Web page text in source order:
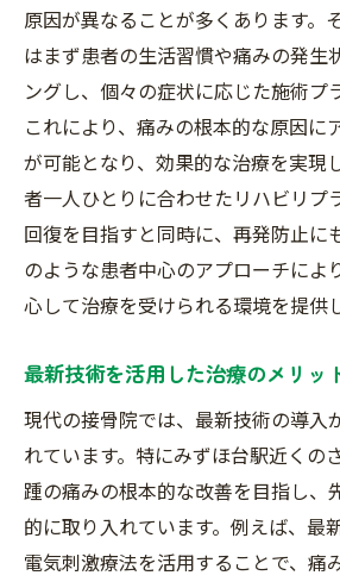
専門家による症状の詳細
患者の声を反映したカス
治療結果を高めるための
チーム医療による多面的な
技術者のスキル向上とそ
丁寧な施術で踵の痛みを解消す
のアプローチ
患者に寄り添う温かいケ
施術中のコミュニケーショ
痛みの緩和を目指すリラ
長期的な痛み軽減を目的
患者のライフスタイルに
接骨院での踵の痛み治療の流
底解説
原因が異なることが多くあります。
はまず患者の生活習慣や痛みの発生
ングし、個々の症状に応じた施術プ
これにより、痛みの根本的な原因に
が可能となり、効果的な治療を実現
者一人ひとりに合わせたリハビリプ
回復を目指すと同時に、再発防止に
のような患者中心のアプローチによ
心して治療を受けられる環境を提供
最新技術を活用した治療のメリッ
現代の接骨院では、最新技術の導入
れています。特にみずほ台駅近くの
踵の痛みの根本的な改善を目指し、
的に取り入れています。例えば、最
電気刺激療法を活用することで、痛